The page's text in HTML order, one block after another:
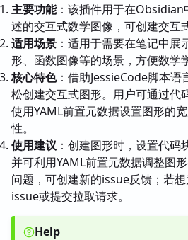
主要功能：该插件用于在Obsidian
述的交互式数学图像，可创建交互
适用场景 ：适用于需要在笔记中
形、函数图像等的场景，方便数学
核心特色：借助JessieCode脚本语
松创建交互式图形。用户可通过代
使用YAML前置元数据设置图形的
性。
使用建议 ：创建图形时，设置代码
并可利用YAML前置元数据调整图
问题，可创建新的issue反馈；若
issue或提交拉取请求。
Help